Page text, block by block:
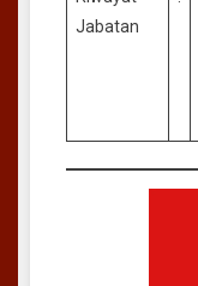
Jabatan